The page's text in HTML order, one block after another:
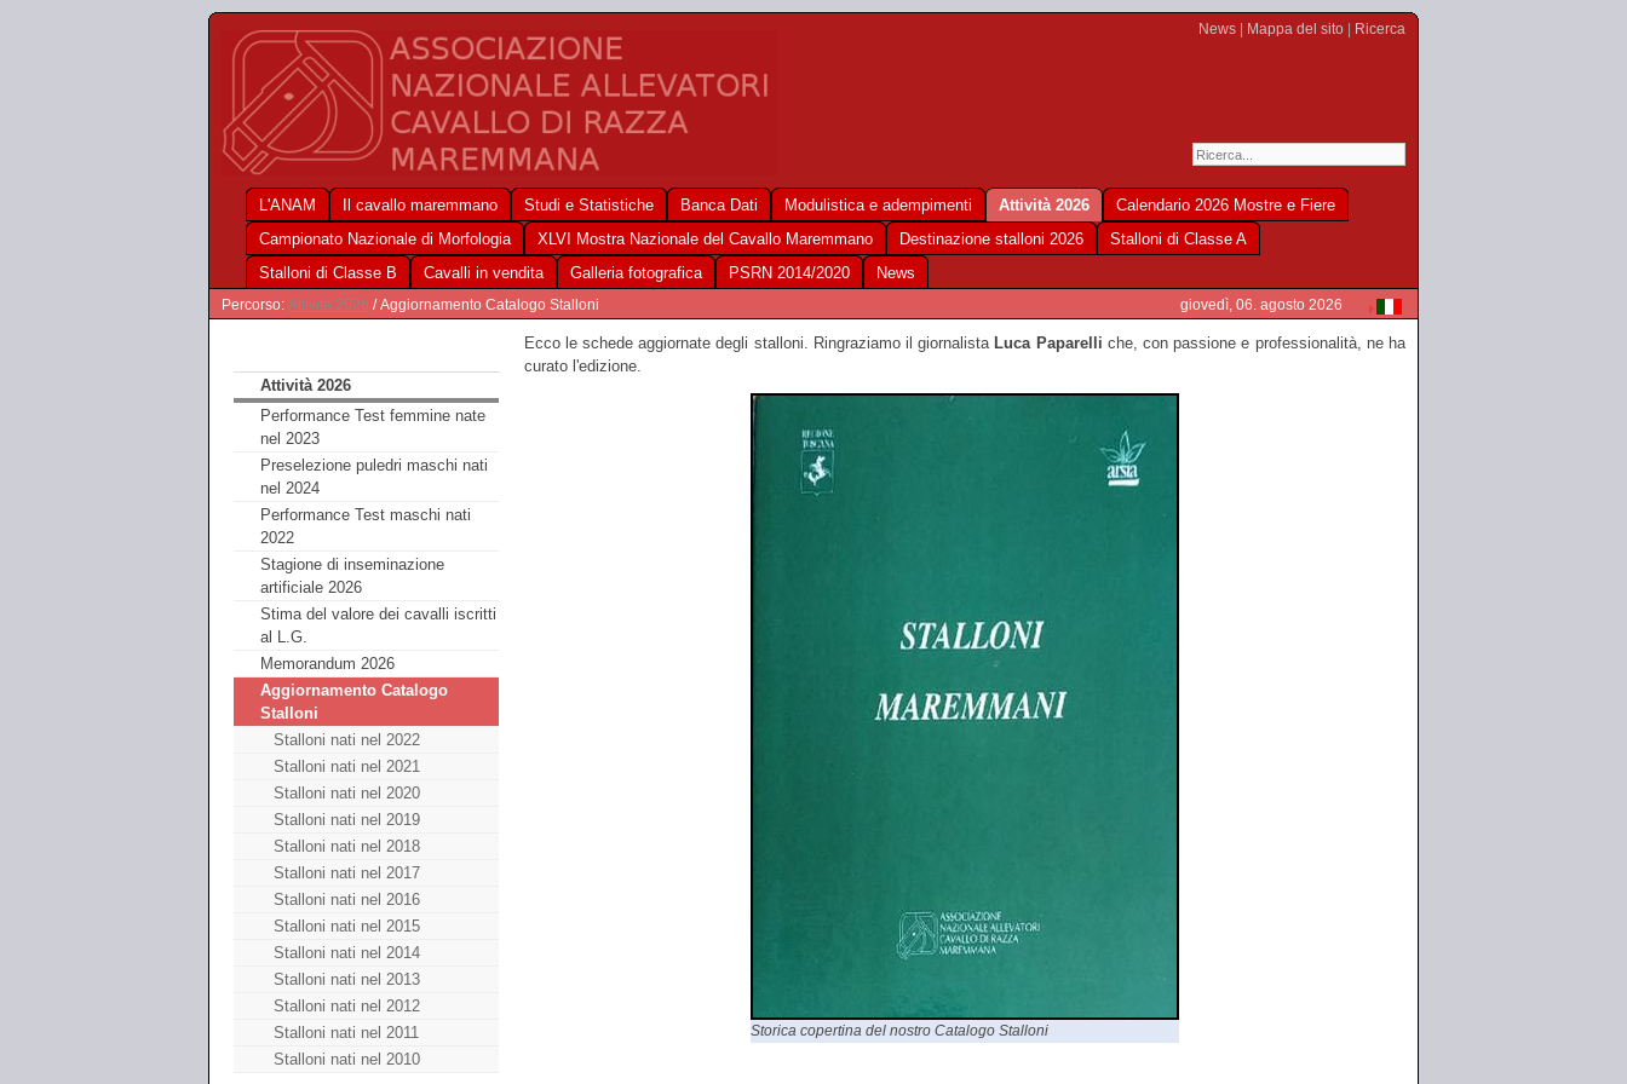
News Mappa del sito Ricerca
L'ANAM Il cavallo maremmano Studi e Statistiche Banca Dati Modulistica e adempimenti Attività 2026
Calendario 2026 Mostre e Fiere
Campionato Nazionale di Morfologia
XLVI Mostra Nazionale del Cavallo Maremmano Destinazione stalloni 2026
Stalloni di Classe A
Stalloni di Classe B
Cavalli in vendita Galleria fotografica PSRN 2014/2020 News
Percorso: Attività 2026 / Aggiornamento Catalogo Stalloni giovedì, 06. agosto 2026
Attività 2026
Performance Test femmine nate
nel 2023
Preselezione puledri maschi nati
nel 2024
Performance Test maschi nati
2022
Stagione di inseminazione
artificiale 2026
Stima del valore dei cavalli iscritti
al L.G.
Memorandum 2026
Aggiornamento Catalogo
Stalloni
Stalloni nati nel 2022
Stalloni nati nel 2021
Stalloni nati nel 2020
Stalloni nati nel 2019
Stalloni nati nel 2018
Stalloni nati nel 2017
Stalloni nati nel 2016
Stalloni nati nel 2015
Stalloni nati nel 2014
Stalloni nati nel 2013
Stalloni nati nel 2012
Stalloni nati nel 2011
Stalloni nati nel 2010
Ecco le schede aggiornate degli stalloni. Ringraziamo il giornalista Luca Paparelli che, con passione e professionalità, ne ha
curato l'edizione.
Storica copertina del nostro Catalogo Stalloni